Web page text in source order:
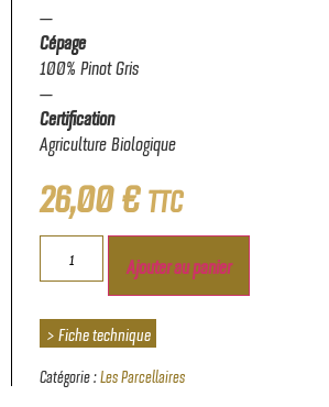
—
Cépage
100% Pinot Gris
—
Certification
Agriculture Biologique
26,00€ TTC
Ajouter au panier
> Fiche technique
Catégorie :Les Parcellaires